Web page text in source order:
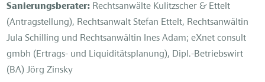
Sanierungsberater: Rechtsanwälte Kulitzscher & Ettelt
(Antragstellung), Rechtsanwalt Stefan Ettelt, Rechtsanwältin
Jula Schilling und Rechtsanwältin Ines Adam; eXnet consult
gmbh (Ertrags- und Liquiditätsplanung), Dipl.-Betriebswirt
(BA) Jörg Zinsky